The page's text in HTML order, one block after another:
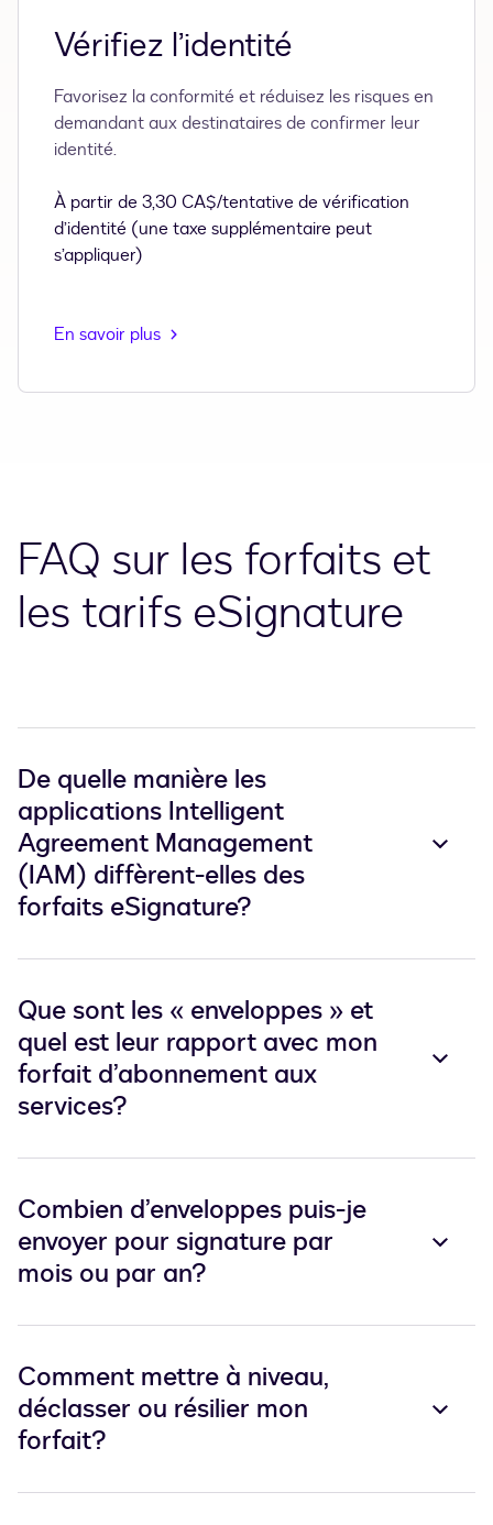
Vérifiez l’identité
Favorisez la conformité et réduisez les risques en
demandant aux destinataires de confirmer leur
identité.
À partir de 3,30 CA$/tentative de vérification
d’identité (une taxe supplémentaire peut
s’appliquer)
En savoir plus
FAQ sur les forfaits et
les tarifs eSignature
De quelle manière les
applications Intelligent
Agreement Management
(IAM) diffèrent-elles des
forfaits eSignature?
Que sont les « enveloppes » et
quel est leur rapport avec mon
forfait d’abonnement aux
services?
Combien d’enveloppes puis-je
envoyer pour signature par
mois ou par an?
Comment mettre à niveau,
déclasser ou résilier mon
forfait?